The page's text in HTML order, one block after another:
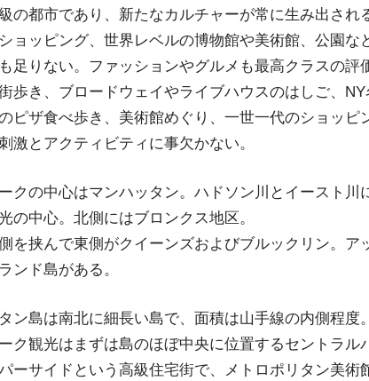
の都市であり、新たなカルチャーが常に生み出され
ョッピング、世界レベルの博物館や美術館、公園な
足りない。ファッションやグルメも最高クラスの評
歩き、ブロードウェイやライブハウスのはしご、
ピザ食べ歩き、美術館めぐり、一世一代のショッピ
激とアクティビティに事欠かない。
クの中心はマンハッタン。ハドソン川とイースト川
の中心。北側にはブロンクス地区。
を挟んで東側がクイーンズおよびブルックリン。ア
ンド島がある。
ン島は南北に細長い島で、面積は山手線の内側程度。
ク観光はまずは島のほぼ中央に位置するセントラル
ーサイドという高級住宅街で、メトロポリタン美術